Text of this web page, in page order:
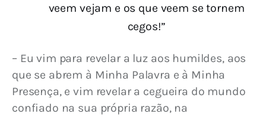
veem vejam e os que veem se tornem
cegos!”
– Eu vim para revelar a luz aos humildes, aos
que se abrem à Minha Palavra e à Minha
Presença, e vim revelar a cegueira do mundo
confiado na sua própria razão, na